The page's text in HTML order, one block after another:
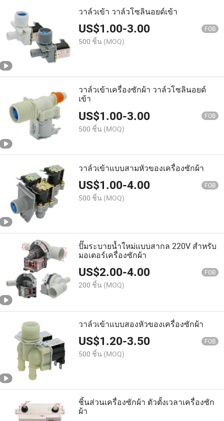
วาล์วเข้า วาล์วโซลินอยด์เข้า
US$1.00-3.00 FOB
500 ชิ้น (MOQ)
วาล์วเข้าเครื่องซักผ้า วาล์วโซลินอยด์
เข้า
US$1.00-3.00 FOB
500 ชิ้น (MOQ)
วาล์วเข้าแบบสามหัวของเครื่องซักผ้า
US$1.00-4.00 FOB
500 ชิ้น (MOQ)
ปั๊มระบายน้ำใหม่แบบสากล 220V สำหรับ
มอเตอร์เครื่องซักผ้า
US$2.00-4.00 FOB
200 ชิ้น (MOQ)
วาล์วเข้าแบบสองหัวของเครื่องซักผ้า
US$1.20-3.50 FOB
500 ชิ้น (MOQ)
ชิ้นส่วนเครื่องซักผ้า ตัวตั้งเวลาเครื่องซัก
ผ้า